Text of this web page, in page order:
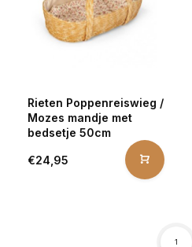
Rieten Poppenreiswieg /
Mozes mandje met
bedsetje 50cm
€24,95
1